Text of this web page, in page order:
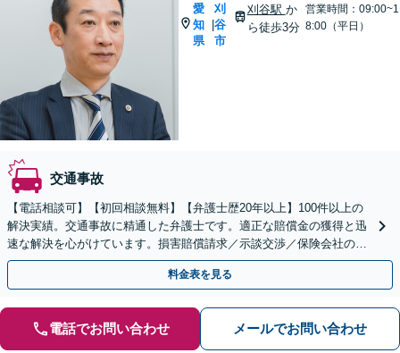
愛
知
県
刈
谷
市
刈谷駅 か
ら徒歩3分
営業時間：09:00~1
8:00（平日）
交通事故
【電話相談可】【初回相談無料】【弁護士歴20年以上】100件以上の
解決実績。交通事故に精通した弁護士です。適正な賠償金の獲得と迅
速な解決を心がけています。損害賠償請求／示談交渉／保険会社の対
応などに対応【夜間・休日面談可】【刈谷駅3分】
料金表を見る
電話でお問い合わせ メールでお問い合わせ